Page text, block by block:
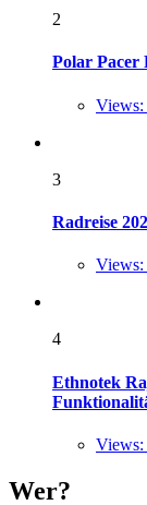
2
Polar Pacer
Views:
3
Radreise
Views:
4
Ethnotek
Views:
Wer?